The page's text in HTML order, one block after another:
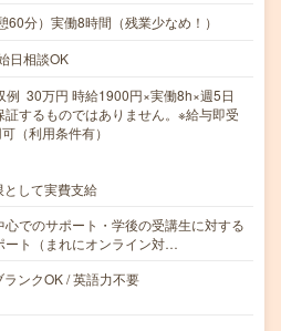
分）実働8時間（残業少なめ！）
日相談OK
30万円 時給1900円×実働8h×週5日
するものではありません。※給与即受
（利用条件有）
して実費支給
でのサポート・学後の受講生に対する
ート（まれにオンライン対…
ンクOK / 英語力不要